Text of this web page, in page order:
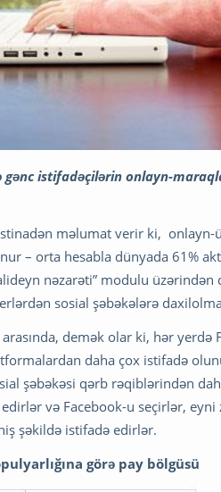
istifadəçilərin onlayn-
məlumat verir ki, onlayn-
– orta hesabla dünyada 61%
nəzarəti” modulu
sosial şəbəkələrə
demək olar ki, hər
daha çox istifadə
şəbəkəsi qərb rəqiblərindən
və Facebook-u seçirlər,
şəkildə istifadə edirlər.
görə pay bölgüsü